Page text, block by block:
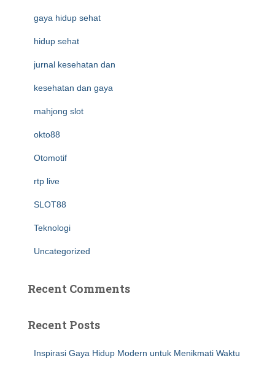
gaya hidup sehat
hidup sehat
jurnal kesehatan dan
kesehatan dan gaya
mahjong slot
okto88
Otomotif
rtp live
SLOT88
Teknologi
Uncategorized
Recent Comments
Recent Posts
Inspirasi Gaya Hidup Modern untuk Menikmati Waktu